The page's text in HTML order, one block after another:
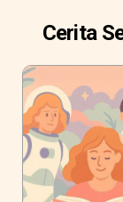
Cerita